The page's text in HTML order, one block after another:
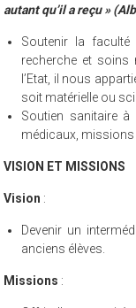
autant qu’il a reçu »
Soutenir la
recherche et soins
l’Etat, il nous
soit matérielle ou
Soutien sanitaire
médicaux,
VISION ET MISSIONS
Vision :
Devenir un
anciens élèves.
Missions :